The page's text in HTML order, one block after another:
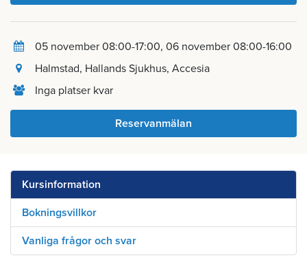
05 november 08:00-17:00 06 november 08:00-16:00
Halmstad, Hallands Sjukhus, Accesia
Inga platser kvar
Reservanmälan
Kursinformation
Bokningsvillkor
Vanliga frågor och svar